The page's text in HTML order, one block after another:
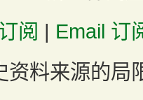
阅 | Email 订
资料来源的局